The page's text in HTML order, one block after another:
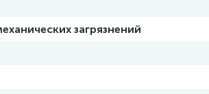
загрязнений